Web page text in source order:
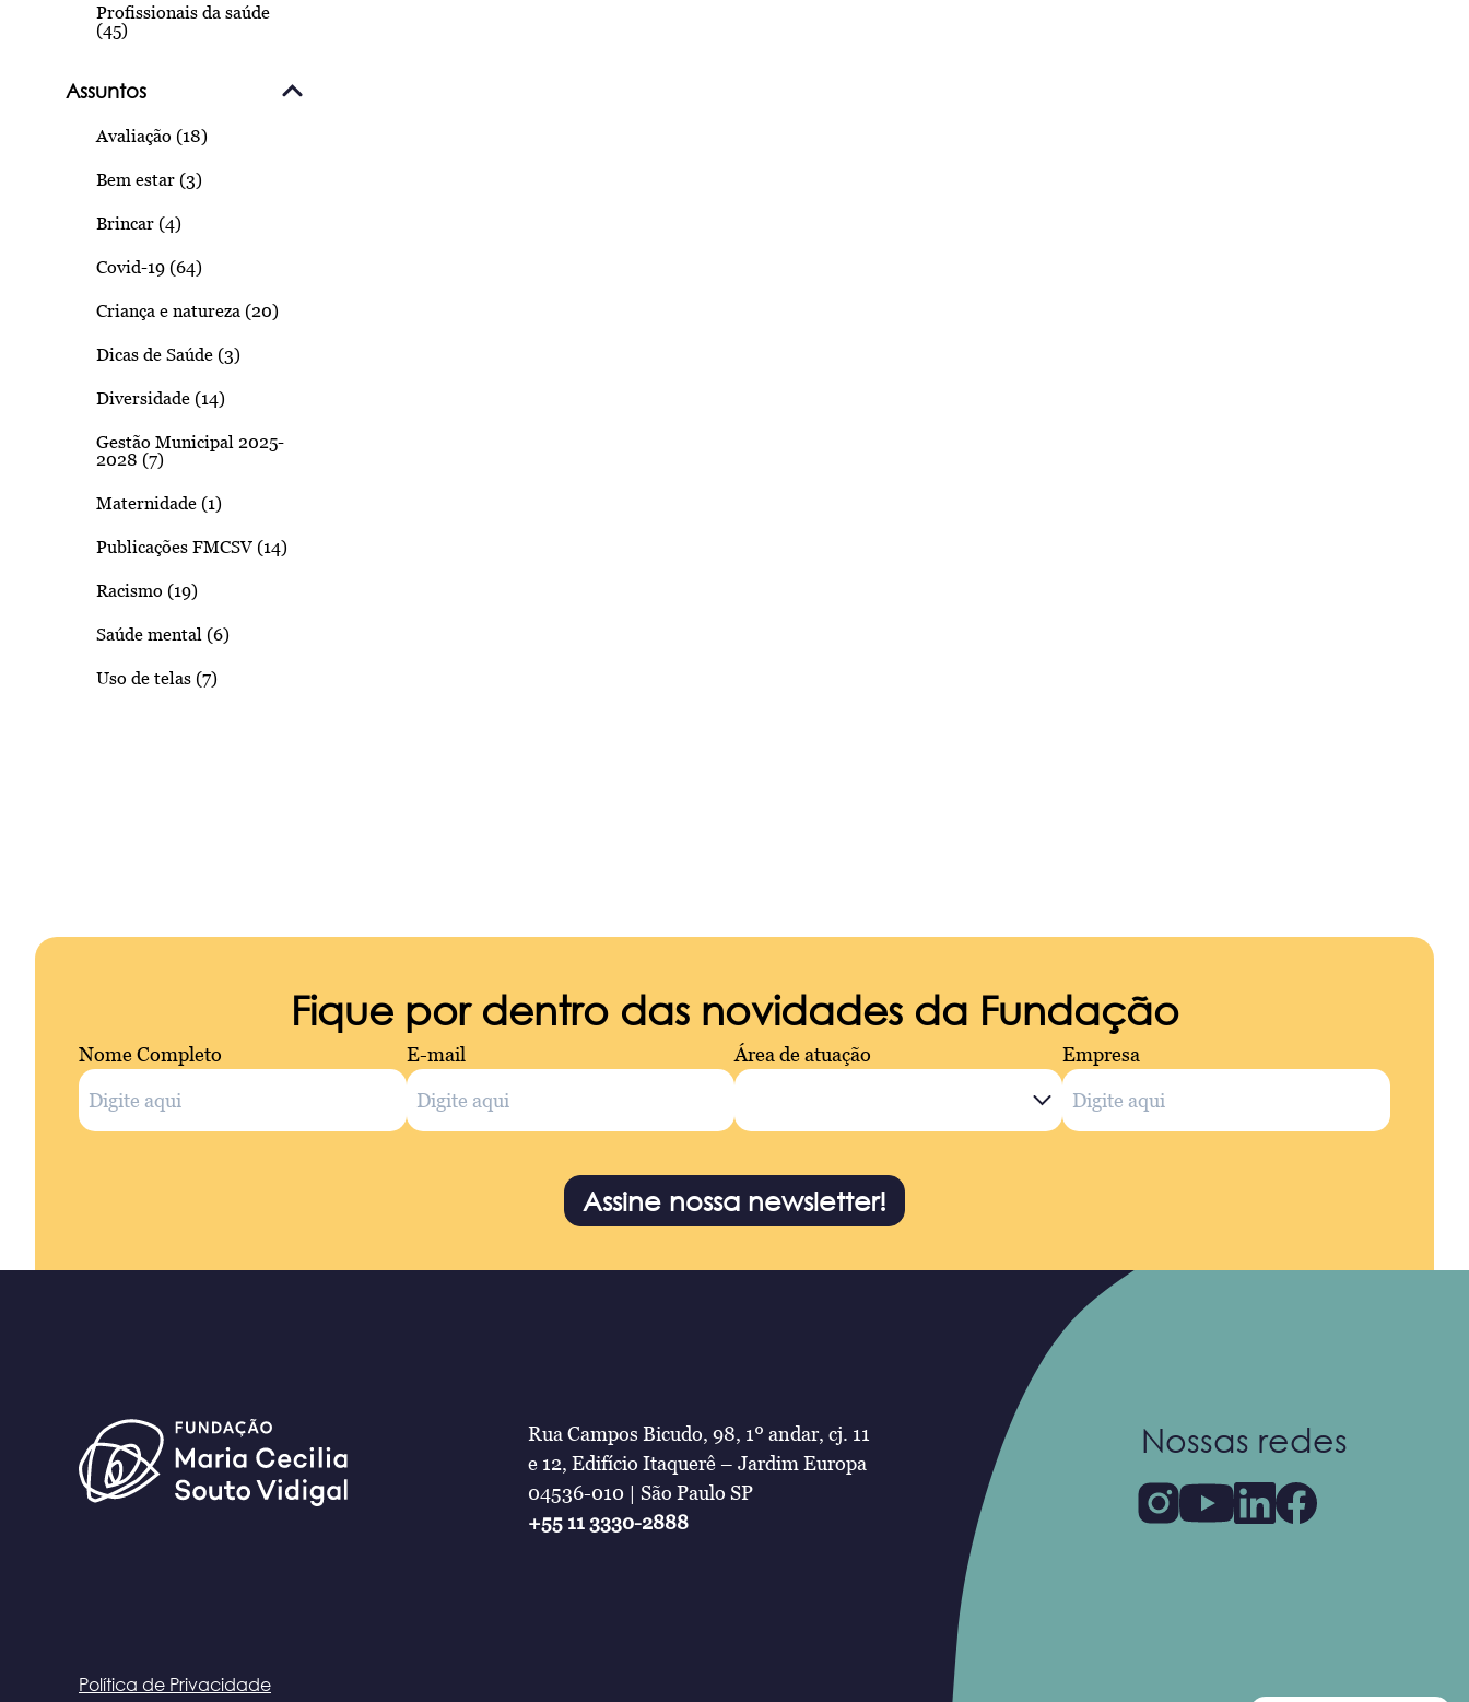
Profissionais da saúde
(45)
Assuntos
Avaliação (18)
Bem estar (3)
Brincar (4)
Covid-19 (64)
Criança e natureza (20)
Dicas de Saúde (3)
Diversidade (14)
Gestão Municipal 2025-
2028 (7)
Maternidade (1)
Publicações FMCSV (14)
Racismo (19)
Saúde mental (6)
Uso de telas (7)
Fique por dentro das novidades da Fundação
Nome Completo E-mail Área de atuação Empresa
Assine nossa newsletter!
Rua Campos Bicudo, 98, 1º andar, cj. 11
e 12, Edifício Itaquerê – Jardim Europa
04536-010 | São Paulo SP
+55 11 3330-2888
Nossas redes
Política de Privacidade